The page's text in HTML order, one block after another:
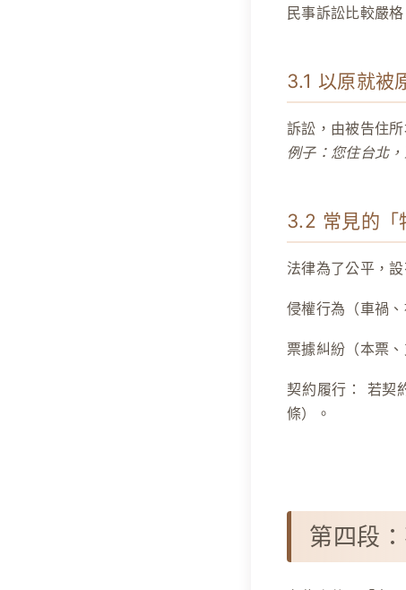
民事訴訟比較嚴
3.1 以原就被
訴訟，由被告住
例子：您住台北
3.2 常見的「
法律為了公平，
侵權行為（車禍、
票據糾紛（本票、
契約履行：
若契
條）。
第四段